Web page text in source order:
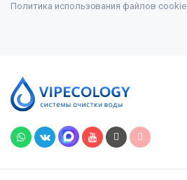
Политика использования файлов cookie